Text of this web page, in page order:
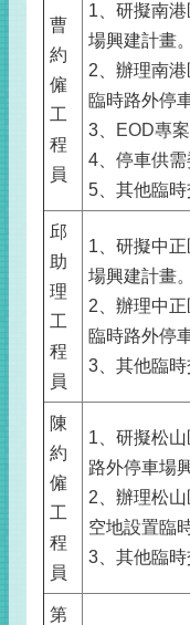
曹
約
僱
工
程
員
1、研擬南
場興建計畫。
2、辦理南
臨時路外停
3、
EOD專案
4、停車供需
5、其他臨時
邱
助
理
工
程
員
1、研擬中
場興建計畫。
2、辦理中
臨時路外停
3、其他臨時
陳
約
僱
工
程
員
1、研擬松
路外停車場
2、辦理松
空地設置臨
3、其他臨時
第